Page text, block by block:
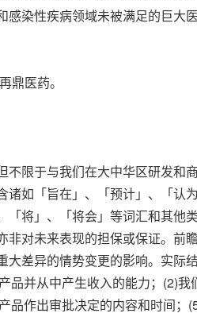
染性疾病领域未被满足的巨大
鼎医药。
限于与我们在大中华区研发和
如「旨在」、「预计」、「认
将」、「将会」等词汇和其他
对未来表现的担保或保证。前
差异的情势变更的影响。实际
并从中产生收入的能力；(2)
作出审批决定的内容和时间